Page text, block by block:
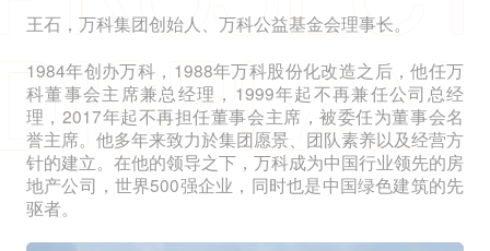
王石，万科集团创始人、万科公益基金会理事长。
1984年创办万科，1988年万科股份化改造之后，他任万
科董事会主席兼总经理，1999年起不再兼任公司总经
理，2017年起不再担任董事会主席，被委任为董事会名
誉主席。他多年来致力於集团愿景、团队素养以及经营方
针的建立。在他的领导之下，万科成为中国行业领先的房
地产公司，世界500强企业，同时也是中国绿色建筑的先
驱者。